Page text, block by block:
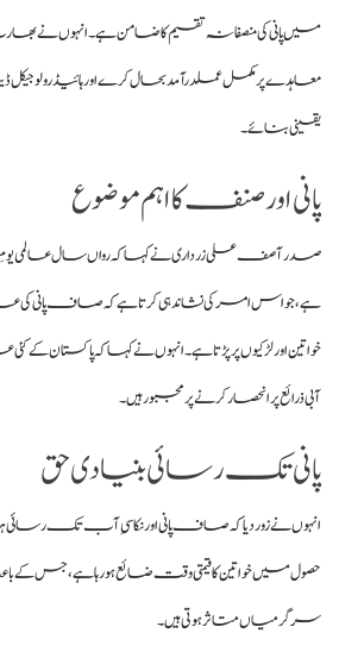
میں پانی کی منصفانہ تقسیم کا ضامن ہے۔ انہوں نے
معاہدے پر مکمل عملدرآمد بحال کرے اور
یقینی بنائے۔
پانی اور صنف کا اہم موضوع
صدر آصف علی زرداری نے کہا کہ رواں سال عالمی یومِ
ہے، جو اس امر کی نشاندہی کرتا ہے کہ صاف پانی کی
خواتین اور لڑکیوں پر پڑتا ہے۔ انہوں نے کہا کہ پاکستان
آبی ذرائع پر انحصار کرنے پر مجبور ہیں۔
پانی تک رسائی بنیادی حق
انہوں نے زور دیا کہ صاف پانی اور نکاسیِ آب تک رسائی
حصول میں خواتین کا قیمتی وقت ضائع ہو رہا ہے، جس کے
سرگرمیاں متاثر ہوتی ہیں۔